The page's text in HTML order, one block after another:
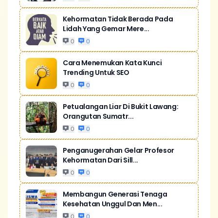
Kehormatan Tidak Berada Pada
Lidah Yang Gemar Mere...
0 0
Cara Menemukan Kata Kunci
Trending Untuk SEO
0 0
Petualangan Liar Di Bukit Lawang:
Orangutan Sumatr...
0 0
Penganugerahan Gelar Profesor
Kehormatan Dari Sill...
0 0
Membangun Generasi Tenaga
Kesehatan Unggul Dan Men...
0 0